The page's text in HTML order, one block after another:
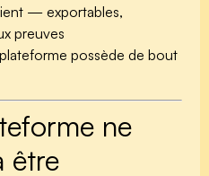
— exportables,
preuves
possède de bout
ne
être